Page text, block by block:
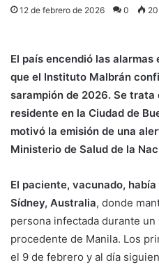
12 de febrero de 2026 0 20
El país encendió las
que el Instituto Malbrán
sarampión de 2026. Se trata
residente en la Ciudad de
motivó la emisión de una
Ministerio de Salud de la
El paciente, vacunado,
Sídney, Australia, donde
persona infectada durante
procedente de Manila. Los
el 9 de febrero y al día